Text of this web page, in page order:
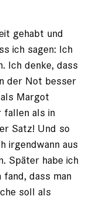
gehabt und
ich sagen: Ich
Ich denke, dass
der Not besser
Margot
fallen als in
Satz! Und so
irgendwann aus
Später habe ich
dass man
soll als